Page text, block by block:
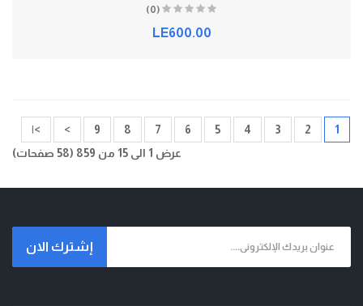
(0)
LE600.00
1
2
3
4
5
6
7
8
9
>
>|
عرض 1 الى 15 من 859 (58 صفحات)
إشترك الان